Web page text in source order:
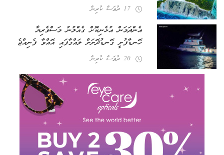
17 ދުވަސް ކުރިން
އެންދަމަން އުޅެނިކޮށް ގެއްލުނު މަސްވެރިޔާ
ހޮނޑާފުށީ ގޮނޑުދޮށަށް ލައްގާފައި އޮއްވާ ފެނިއްޖެ
20 ދުވަސް ކުރިން